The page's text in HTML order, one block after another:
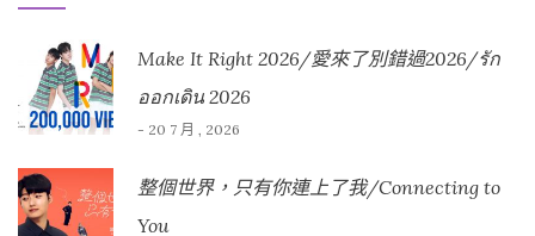
Make It Right 2026/愛來了別錯過2026/รัก
ออกเดิน 2026
- 20 7 月 , 2026
整個世界，只有你連上了我/Connecting to
You